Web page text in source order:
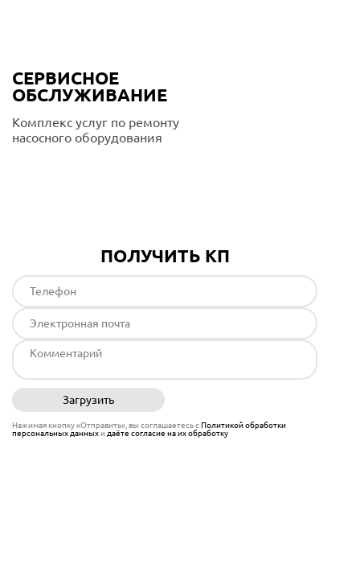
СЕРВИСНОЕ
ОБСЛУЖИВАНИЕ
Комплекс услуг по ремонту
насосного оборудования
ПОЛУЧИТЬ КП
Загрузить
Нажимая кнопку «Отправить», вы соглашаетесь сПолитикой обработки
персональных данныхи даёте согласие на их обработку